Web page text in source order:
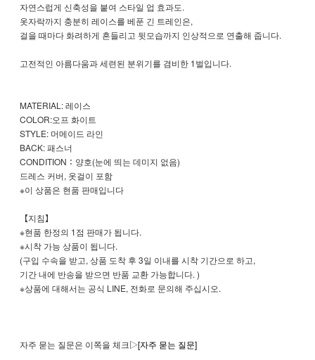
자연스럽게 신축성을 붙여 스타일 업 효과도.
옷자락까지 충분히 레이스를 베푼 긴 트레인은,
걸을 때마다 화려하게 흔들리고 뒷모습까지 인상적으로 연출해 줍니다.
고전적인 아름다움과 세련된 분위기를 겸비한 1벌입니다.
MATERIAL: 레이스
COLOR:오프 화이트
STYLE: 머메이드 라인
BACK: 패스너
CONDITION：양호(눈에 띄는 데미지 없음)
드레스 커버, 옷걸이 포함
※이 상품은 현품 판매입니다
【지침】
※현품 한정의 1점 판매가 됩니다.
※시착 가능 상품이 됩니다.
(구입 수속을 받고, 상품 도착 후 3일 이내를 시착 기간으로 하고,
기간 내에 반송을 받으면 반품 교환 가능합니다. )
※상품에 대해서는 공식 LINE, 전화로 문의해 주십시오.
자주 묻는 질문은 이쪽을 체크▷[자주 묻는 질문]